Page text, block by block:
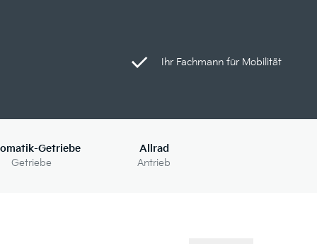
Ihr Fachmann für Mobilität
Getriebe
Getriebe
Allrad
Antrieb